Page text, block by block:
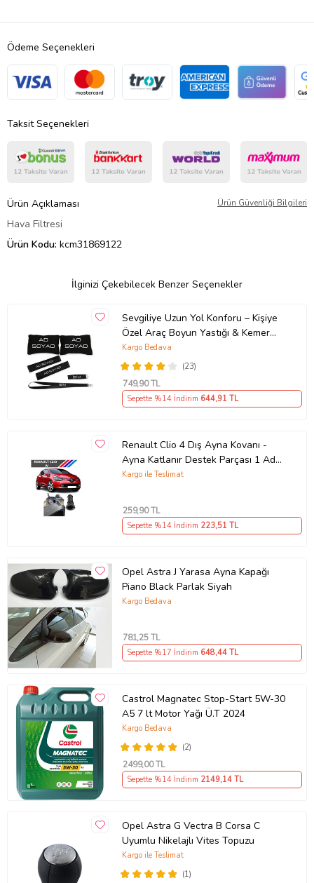
Ödeme Seçenekleri
Taksit Seçenekleri
Ürün Açıklaması Ürün Güvenliği Bilgileri
Hava Filtresi
Ürün Kodu: kcm31869122
İlginizi Çekebilecek Benzer Seçenekler
Sevgiliye Uzun Yol Konforu – Kişiye
Özel Araç Boyun Yastığı & Kemer
Pedi Hediye Seti
(23)
Kargo Bedava
749,90 TL
Sepette %14 İndirim 644,91 TL
Renault Clio 4 Dış Ayna Kovanı -
Ayna Katlanır Destek Parçası 1 Adet
490307706 M3625
Kargo ile Teslimat
259,90 TL
Sepette %14 İndirim 223,51 TL
Opel Astra J Yarasa Ayna Kapağı
Piano Black Parlak Siyah
Kargo Bedava
781,25 TL
Sepette %17 İndirim 648,44 TL
Castrol Magnatec Stop-Start 5W-30
A5 7 lt Motor Yağı Ü.T 2024
(2)
Kargo Bedava
2499,00 TL
Sepette %14 İndirim 2149,14 TL
Opel Astra G Vectra B Corsa C
Uyumlu Nikelajlı Vites Topuzu
(1)
Kargo ile Teslimat